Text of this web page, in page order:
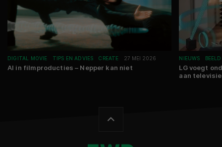
DIGITAL MOVIE TIPS EN ADVIES CREATE 27 MEI 2026
AI in filmproducties – Nepper kan niet
NIEUWS BEELD
LG voegt
aan